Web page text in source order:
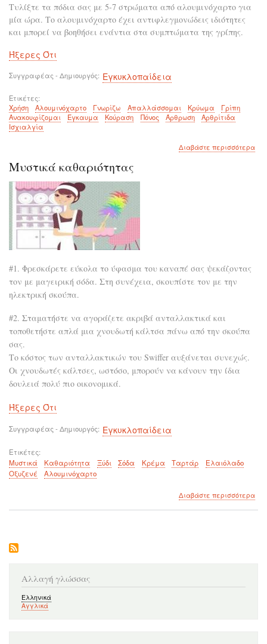
Τυλίξτε τα πόδια σας με 5-7 στρώματα από αλουμινόχαρτο για
μία ώρα. Το αλουμινόχαρτο έχει αντιφλεγμονώδεις ιδιότητες
και μπορεί να βοηθήσει ενάντια στα συμπτώματα της γρίπης.
Ήξερες Ότι
Συγγραφέας - Δημιουργός Εγκυκλοπαίδεια
Ετικέτες
Χρήση
Αλουμινόχαρτο Γνωρίζω Απαλλάσσομαι Κρύωμα
Γρίπη
Ανακουφίζομαι
Έγκαυμα Κούραση Πόνος Άρθρωση
Αρθρίτιδα
Ισχιαλγία
Διαβάστε περισσότεραγια
Μυστικά καθαριότητας
#1. Φρεσκάρετε εύκολα το ύφασμα του καναπέ σας ψεκάζοντας
τον με μαγειρική σόδα. Στη συνέχεια, σκουπίστε τον με την
ηλεκτρική σκούπα.
#2. Σταματήστε να αγοράζετε ακριβά ανταλλακτικά και
τοποθετήστε απλά μια χνουδωτή κάλτσα πάνω από την σκούπα
σας.
Το κόστος των ανταλλακτικών του Swiffer αυξάνεται συνεχώς.
Οι χνουδωτές κάλτσες, ωστόσο, μπορούν να κάνουν την ίδια
δουλειά πολύ πιο οικονομικά.
Ήξερες Ότι
Συγγραφέας - Δημιουργός Εγκυκλοπαίδεια
Ετικέτες
Μυστικά
Καθαριότητα Ξύδι Σόδα Κρέμα Ταρτάρ
Ελαιόλαδο
Οξυζενέ
Αλουμινόχαρτο
Διαβάστε περισσότεραγια
Αλλαγή γλώσσας
Ελληνικά
Αγγλικά